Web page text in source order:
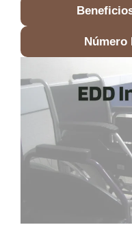
Número